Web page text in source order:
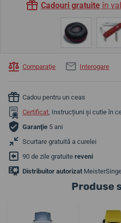
Cadouri gratuiteîn
Comparaţie Interogare
Cadou pentru un ceas
Certificat, Instrucțiuni și cutie în
Garanţie 5 ani
Scurtare gratuită a curelei
90 de zile gratuite reveni
Distribuitor autorizat
Produse